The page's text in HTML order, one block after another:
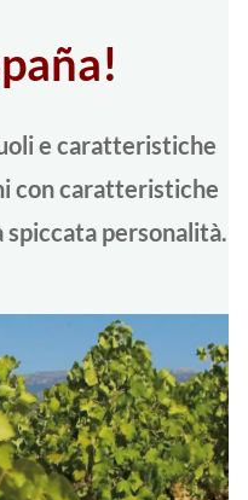
e caratteristiche
con caratteristiche
personalità.